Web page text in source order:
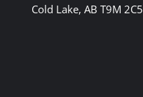
Cold Lake, AB T9M 2C5